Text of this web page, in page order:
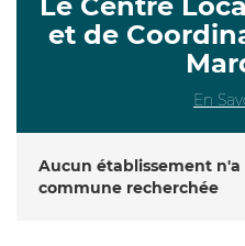
et de
En
Aucun établissement
commune recherchée